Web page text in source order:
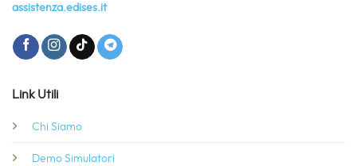
assistenza.edises.it
Link Utili
Chi Siamo
Demo Simulatori